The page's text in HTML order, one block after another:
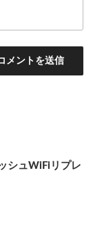
シュWiFiリプレ